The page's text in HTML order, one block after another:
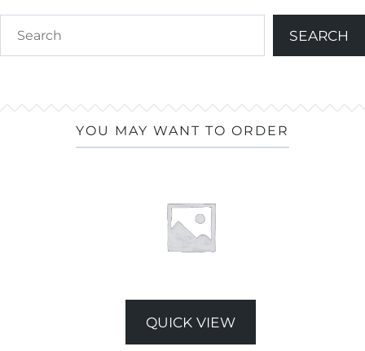
YOU MAY WANT TO ORDER
QUICK VIEW